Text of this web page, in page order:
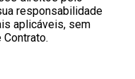
responsabilidade
aplicáveis, sem